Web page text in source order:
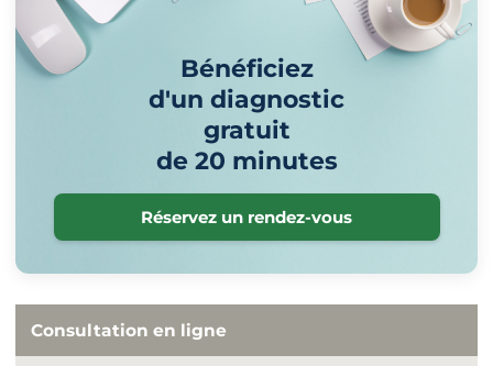
Bénéficiez
d'un diagnostic
gratuit
de 20 minutes
Réservez un rendez-vous
Consultation en ligne